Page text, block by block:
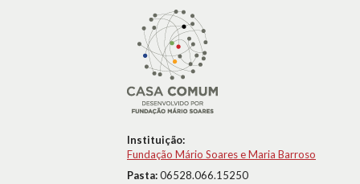
Instituição:
Fundação Mário Soares e Maria Barroso
Pasta:06528.066.15250